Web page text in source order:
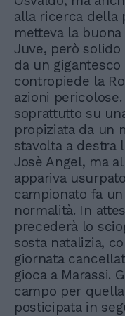
alla ricerca della
metteva la
Juve, però
da un gigantesco
contropiede la
azioni
soprattutto su
propiziata da un
stavolta a destra
Josè Angel, ma
appariva
campionato fa
normalità. In
precederà lo
sosta natalizia,
giornata
gioca a Marassi.
campo per
posticipata in